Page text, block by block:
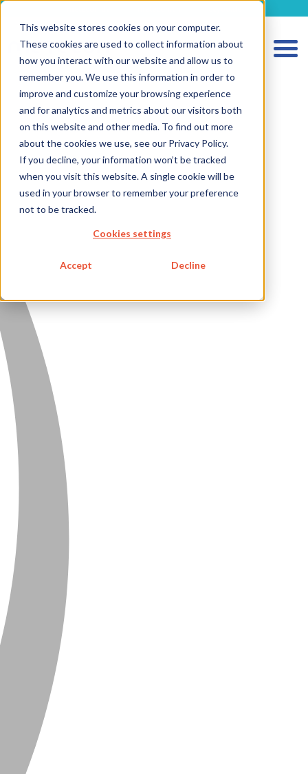
This website stores cookies on your computer.
These cookies are used to collect information about
how you interact with our website and allow us to
remember you. We use this information in order to
improve and customize your browsing experience
and for analytics and metrics about our visitors both
on this website and other media. To find out more
about the cookies we use, see our Privacy Policy.
If you decline, your information won’t be tracked
when you visit this website. A single cookie will be
used in your browser to remember your preference
not to be tracked.
Cookies settings
Accept Decline
HOME
SERVICES MEDICAL DEVICES
SERVICES IVD
FUTURE-READY SOLUTIONS
CAREER